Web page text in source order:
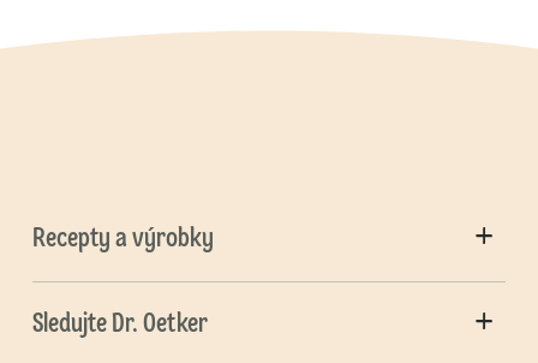
Recepty a výrobky
Sledujte Dr. Oetker